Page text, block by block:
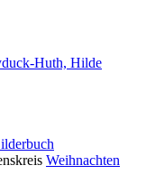
Huth, Hilde
Weihnachten